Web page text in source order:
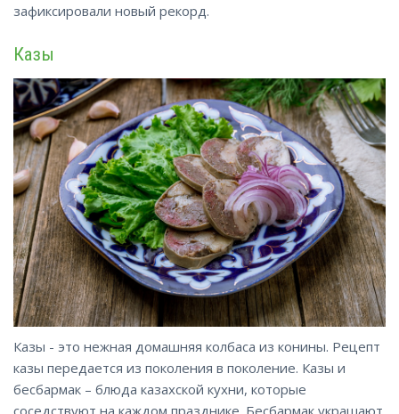
зафиксировали новый рекорд.
Казы
Казы - это нежная домашняя колбаса из конины. Рецепт
казы передается из поколения в поколение. Казы и
бесбармак – блюда казахской кухни, которые
соседствуют на каждом празднике. Бесбармак украшают